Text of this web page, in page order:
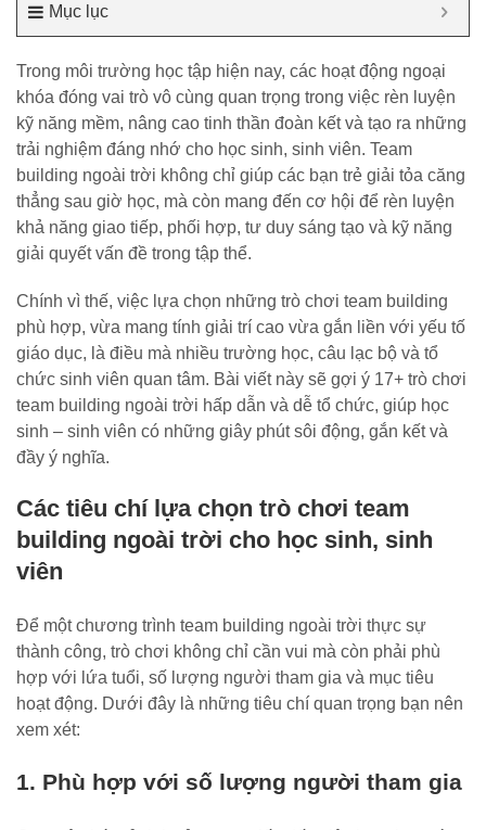
Mục lục
Trong môi trường học tập hiện nay, các hoạt động ngoại
khóa đóng vai trò vô cùng quan trọng trong việc rèn luyện
kỹ năng mềm, nâng cao tinh thần đoàn kết và tạo ra những
trải nghiệm đáng nhớ cho học sinh, sinh viên. Team
building ngoài trời không chỉ giúp các bạn trẻ giải tỏa căng
thẳng sau giờ học, mà còn mang đến cơ hội để rèn luyện
khả năng giao tiếp, phối hợp, tư duy sáng tạo và kỹ năng
giải quyết vấn đề trong tập thể.
Chính vì thế, việc lựa chọn những trò chơi team building
phù hợp, vừa mang tính giải trí cao vừa gắn liền với yếu tố
giáo dục, là điều mà nhiều trường học, câu lạc bộ và tổ
chức sinh viên quan tâm. Bài viết này sẽ gợi ý 17+ trò chơi
team building ngoài trời hấp dẫn và dễ tổ chức, giúp học
sinh – sinh viên có những giây phút sôi động, gắn kết và
đầy ý nghĩa.
Các tiêu chí lựa chọn trò chơi team
building ngoài trời cho học sinh, sinh
viên
Để một chương trình team building ngoài trời thực sự
thành công, trò chơi không chỉ cần vui mà còn phải phù
hợp với lứa tuổi, số lượng người tham gia và mục tiêu
hoạt động. Dưới đây là những tiêu chí quan trọng bạn nên
xem xét:
1. Phù hợp với số lượng người tham gia